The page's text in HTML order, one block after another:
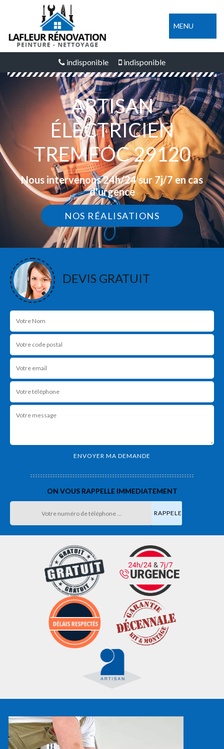
MENU
indisponible indisponible
ARTISAN
ÉLECTRICIEN
TREMEOC 29120
Nous intervenons 24h/24 sur 7j/7 en cas
d'urgence
NOS RÉALISATIONS
DEVIS GRATUIT
ON VOUS RAPPELLE IMMEDIATEMENT